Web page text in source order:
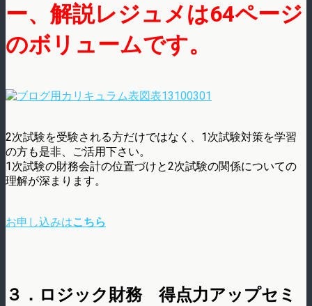
ー、解説レジュメは64ページ
のボリュームです。
2次試験を受験される方だけではなく、1次試験対策を学習
の方も是非、ご活用下さい。
1次試験の財務会計の位置づけと2次試験の関係についての
理解が深まります。
お申し込みはこちら
３．ロジック財務 得点力アップセミ